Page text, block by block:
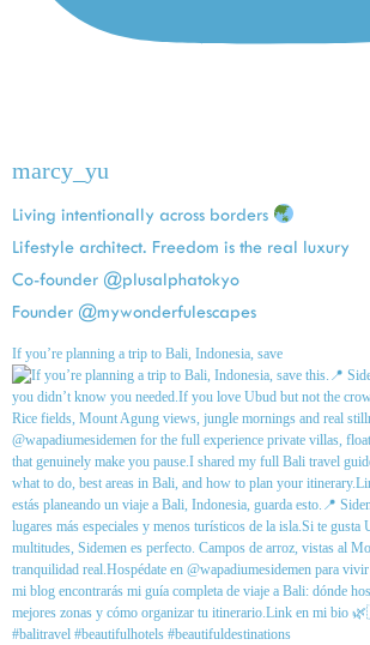
marcy_yu
Living intentionally across borders
Lifestyle architect. Freedom is the real luxury
Co-founder @plusalphatokyo
Founder @mywonderfulescapes
If you’re planning a trip to Bali, Indonesia, save